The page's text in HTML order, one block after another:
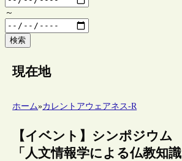
～
検索
現在地
ホーム»カレントアウェアネス-R
【イベント】シンポジウム
「人文情報学による仏教知識